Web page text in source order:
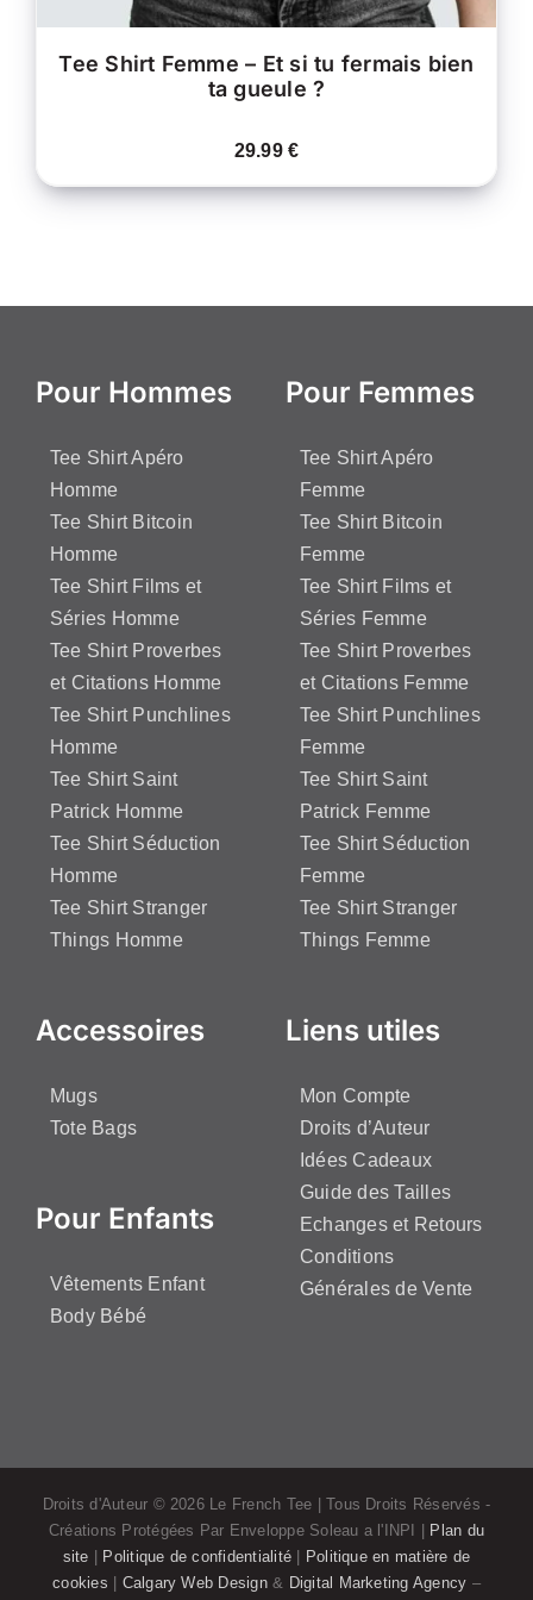
DU
Tee Shirt Femme – Et si tu fermais bien
ta gueule ?
29.99€
Pour Hommes
Tee Shirt Apéro
Homme
Tee Shirt Bitcoin
Homme
Tee Shirt Films et
Séries Homme
Tee Shirt Proverbes
et Citations Homme
Tee Shirt Punchlines
Homme
Tee Shirt Saint
Patrick Homme
Tee Shirt Séduction
Homme
Tee Shirt Stranger
Things Homme
Pour Femmes
Tee Shirt Apéro
Femme
Tee Shirt Bitcoin
Femme
Tee Shirt Films et
Séries Femme
Tee Shirt Proverbes
et Citations Femme
Tee Shirt Punchlines
Femme
Tee Shirt Saint
Patrick Femme
Tee Shirt Séduction
Femme
Tee Shirt Stranger
Things Femme
Accessoires
Mugs
Tote Bags
Pour Enfants
Vêtements Enfant
Body Bébé
Liens utiles
Mon Compte
Droits d’Auteur
Idées Cadeaux
Guide des Tailles
Echanges et Retours
Conditions
Générales de Vente
Droits d'Auteur © 2026 Le French Tee | Tous Droits Réservés -
Créations Protégées Par Enveloppe Soleau a l'INPI | Plan du
site | Politique de confidentialité | Politique en matière de
cookies | Calgary Web Design& Digital Marketing Agency –